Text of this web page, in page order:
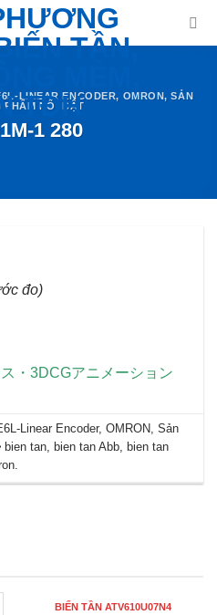
LINEAR ENCODER, OMRON,SẢN
PHẨM NỔI BẬT
1 280
đo)
・ 3DCGアニメーション
Linear Encoder,OMRON,Sản
bien tan, bien tan Abb, bien tan
.
BIẾN TẦN ATV610U07N4